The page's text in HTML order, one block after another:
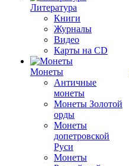
Литература
Книги
Журналы
Видео
Карты на CD
Монеты
Античные
монеты
Монеты Золотой
орды
Монеты
допетровской
Руси
Монеты